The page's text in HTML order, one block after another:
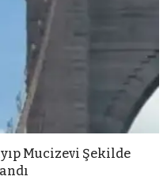
Mucizevi Şekilde